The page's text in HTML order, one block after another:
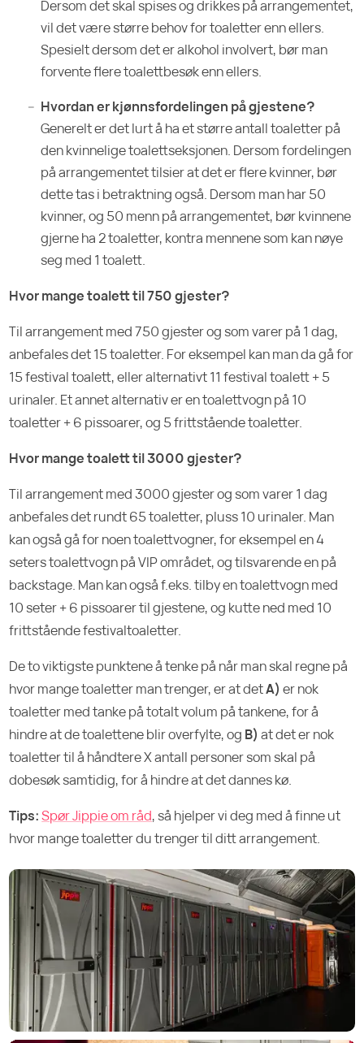
Dersom det skal spises og drikkes på arrangementet,
vil det være større behov for toaletter enn ellers.
Spesielt dersom det er alkohol involvert, bør man
forvente flere toalettbesøk enn ellers.
Hvordan er kjønnsfordelingen på gjestene?
Generelt er det lurt å ha et større antall toaletter på
den kvinnelige toalettseksjonen. Dersom fordelingen
på arrangementet tilsier at det er flere kvinner, bør
dette tas i betraktning også. Dersom man har 50
kvinner, og 50 menn på arrangementet, bør kvinnene
gjerne ha 2 toaletter, kontra mennene som kan nøye
seg med 1 toalett.
Hvor mange toalett til 750 gjester?
Til arrangement med 750 gjester og som varer på 1 dag,
anbefales det 15 toaletter. For eksempel kan man da gå for
15 festival toalett, eller alternativt 11 festival toalett + 5
urinaler. Et annet alternativ er en toalettvogn på 10
toaletter + 6 pissoarer, og 5 frittstående toaletter.
Hvor mange toalett til 3000 gjester?
Til arrangement med 3000 gjester og som varer 1 dag
anbefales det rundt 65 toaletter, pluss 10 urinaler. Man
kan også gå for noen toalettvogner, for eksempel en 4
seters toalettvogn på VIP området, og tilsvarende en på
backstage. Man kan også f.eks. tilby en toalettvogn med
10 seter + 6 pissoarer til gjestene, og kutte ned med 10
frittstående festivaltoaletter.
De to viktigste punktene å tenke på når man skal regne på
hvor mange toaletter man trenger, er at detA) er nok
toaletter med tanke på totalt volum på tankene, for å
hindre at de toalettene blir overfylte, og B) at det er nok
toaletter til å håndtere X antall personer som skal på
dobesøk samtidig, for å hindre at det dannes kø.
Tips:Spør Jippie om råd, så hjelper vi deg med å finne ut
hvor mange toaletter du trenger til ditt arrangement.